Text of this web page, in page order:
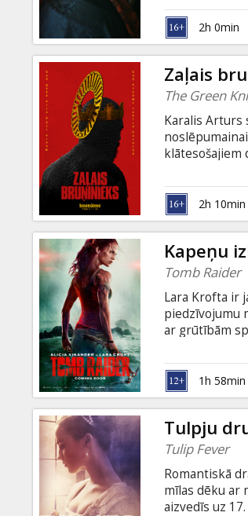
2h 0min
Zaļais
The Green
Karalis Arturs
klātesošajiem
galvu atpakaļ
Paiet gads
latviešu un
2h 10min
Kapeņu
Tomb Raider
Lara Krofta ir
piedzīvojumu
ar grūtībām
atrast kādu
kur viņas
stūrgalvība.
un 3D
1h 58min
Tulpju
Tulip Fever
Romantiskā
mīlas dēku ar
aizvedīs uz